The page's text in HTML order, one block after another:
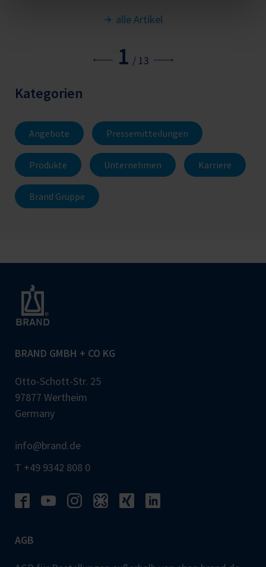
alle Artikel
1 / 13
Kategorien
Angebote Pressemitteilungen
Produkte Unternehmen Karriere
Brand Gruppe
BRAND GMBH + CO KG
Otto-Schott-Str. 25
97877 Wertheim
Germany
info@brand.de
T +49 9342 808 0
AGB